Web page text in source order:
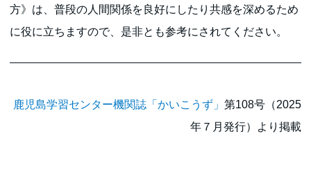
方》は、普段の人間関係を良好にしたり共感を深めるため
に役に立ちますので、是非とも参考にされてください。
鹿児島学習センター機関誌「かいこうず」 第108号（2025
年７月発行）より掲載